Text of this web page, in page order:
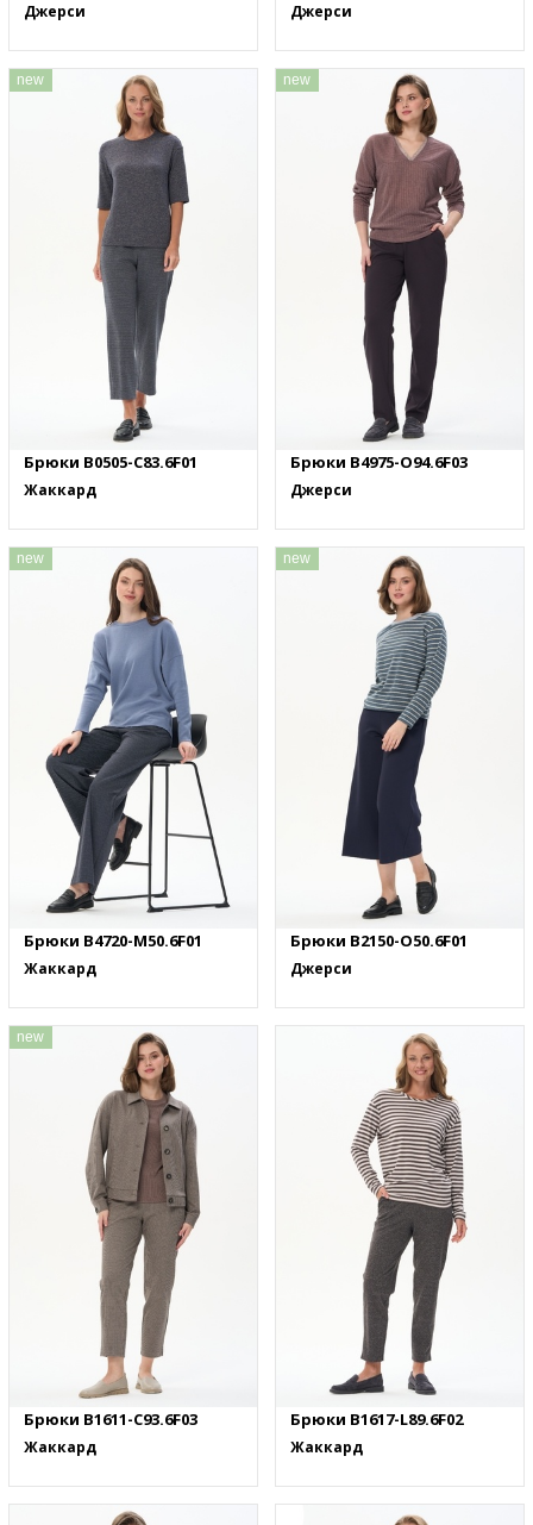
Джерси Джерси
new
Брюки B0505-C83.6F01
Жаккард
new
Брюки B4975-O94.6F03
Джерси
new
Брюки B4720-M50.6F01
Жаккард
new
Брюки B2150-O50.6F01
Джерси
new
Брюки B1611-C93.6F03
Жаккард
Брюки B1617-L89.6F02
Жаккард